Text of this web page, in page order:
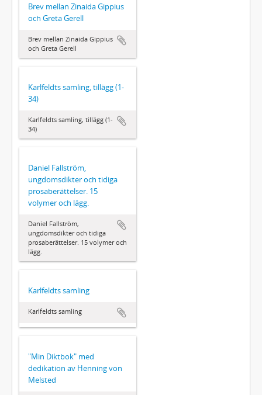
Brev mellan Zinaida Gippius
och Greta Gerell
Brev mellan Zinaida Gippius
och Greta Gerell
Karlfeldts samling, tillägg (1-
34)
Karlfeldts samling, tillägg (1-
34)
Daniel Fallström,
ungdomsdikter och tidiga
prosaberättelser. 15
volymer och lägg.
Daniel Fallström,
ungdomsdikter och tidiga
prosaberättelser. 15 volymer och
lägg.
Karlfeldts samling
Karlfeldts samling
"Min Diktbok" med
dedikation av Henning von
Melsted